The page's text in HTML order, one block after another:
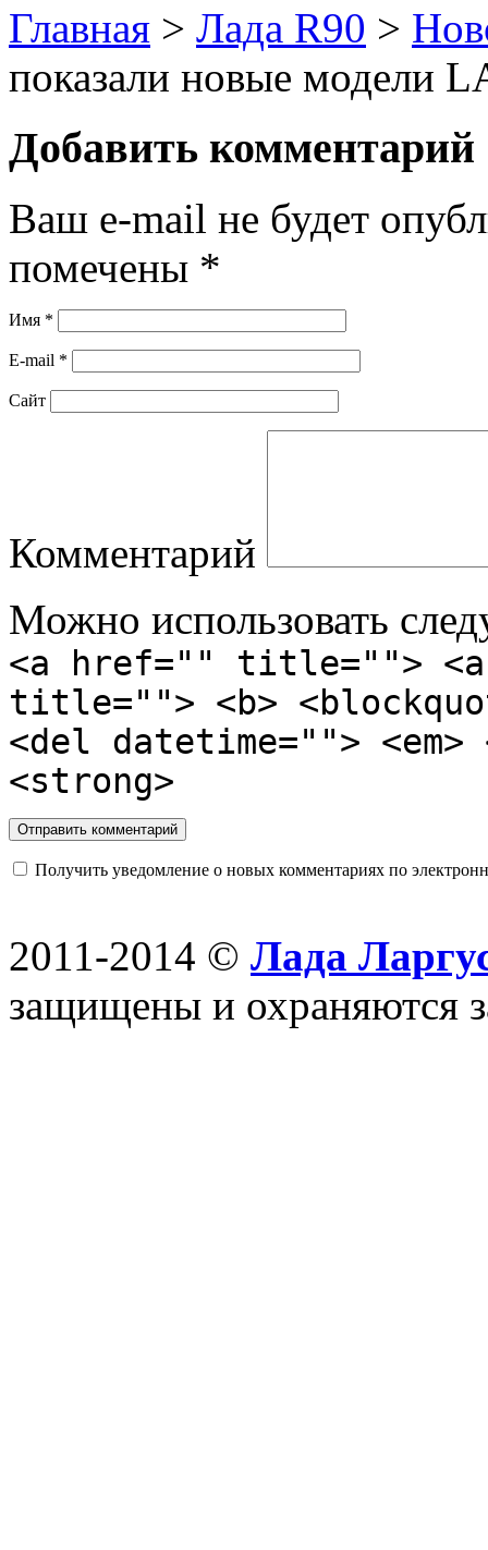
Главная > Лада R90 >
показали новые модели
Добавить комментарий
Ваш e-mail не будет
помечены *
Имя *
E-mail *
Сайт
Комментарий
Можно использовать
<a href="" title="">
title=""> <b>
<del datetime="">
<strong>
Получить уведомление о новых комментариях по
2011-2014 © Лада
защищены и охраняются